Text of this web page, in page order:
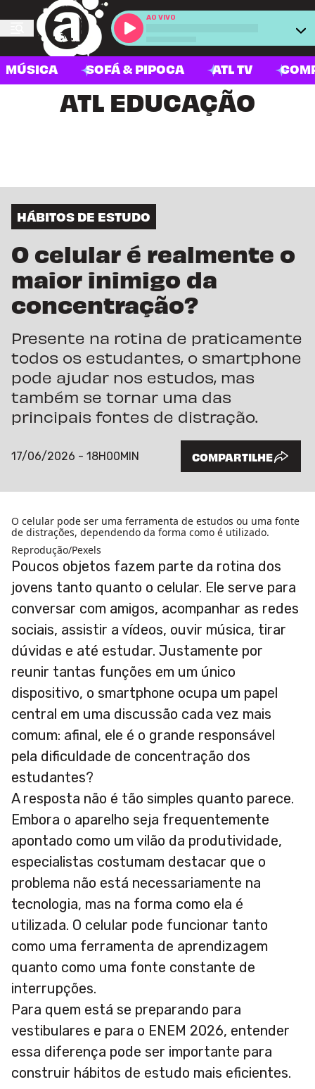
AO VIVO
MÚSICA SOFÁ & PIPOCA ATL TV
ATL EDUCAÇÃO
HÁBITOS DE ESTUDO
O celular é realmente o
maior inimigo da
concentração?
Presente na rotina de praticamente
todos os estudantes, o smartphone
pode ajudar nos estudos, mas
também se tornar uma das
principais fontes de distração.
17/06/2026 - 18H00MIN COMPARTILHE
O celular pode ser uma ferramenta de estudos ou uma fonte
de distrações, dependendo da forma como é utilizado.
Reprodução/Pexels
Poucos objetos fazem parte da rotina dos
jovens tanto quanto o celular. Ele serve para
conversar com amigos, acompanhar as redes
sociais, assistir a vídeos, ouvir música, tirar
dúvidas e até estudar. Justamente por
reunir tantas funções em um único
dispositivo, o smartphone ocupa um papel
central em uma discussão cada vez mais
comum: afinal, ele é o grande responsável
pela dificuldade de concentração dos
estudantes?
A resposta não é tão simples quanto parece.
Embora o aparelho seja frequentemente
apontado como um vilão da produtividade,
especialistas costumam destacar que o
problema não está necessariamente na
tecnologia, mas na forma como ela é
utilizada. O celular pode funcionar tanto
como uma ferramenta de aprendizagem
quanto como uma fonte constante de
interrupções.
Para quem está se preparando para
vestibulares e para o ENEM 2026, entender
essa diferença pode ser importante para
construir hábitos de estudo mais eficientes.